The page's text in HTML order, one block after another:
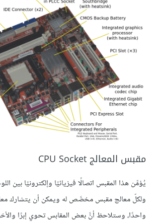
مقبس المعالج CPU Socket
يُؤمِّن هذا المقبس اتصالًا فيزيائيًا وإلكترونيًا بين
ولكلّ معالج مقبس مخصَّص له ويمكن أن يتشارك
واحدًا، وستلاحظ أنَّ بعض المقابس تحوي إبرًا